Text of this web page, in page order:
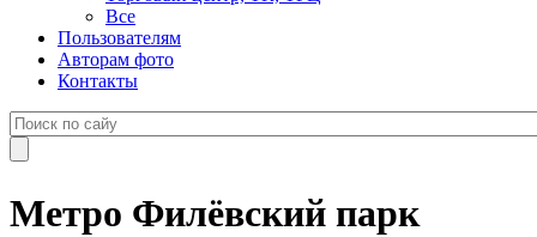
Все
Пользователям
Авторам фото
Контакты
Метро Филёвский парк